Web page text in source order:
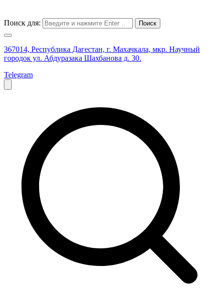
Поиск для:
367014, Республика Дагестан, г. Махачкала, мкр. Научный
городок ул. Абдуразака Шахбанова д. 30.
Telegram